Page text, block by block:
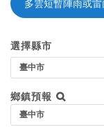
速
地
點
搜
選擇縣市
鄉鎮預報